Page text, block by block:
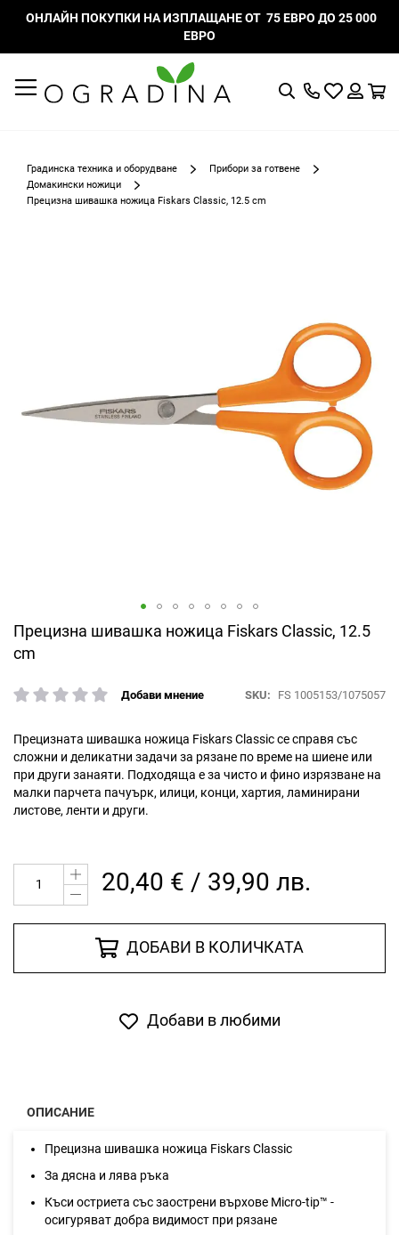
ОНЛАЙН ПОКУПКИ НА ИЗПЛАЩАНЕ ОТ 75 ЕВРО ДО 25 000
ЕВРО
ТърсенеМоят
Градинска техника и оборудване
Прибори за готвене
Домакински ножици
Прецизна шивашка ножица Fiskars Classic, 12.5 cm
Прецизна шивашка ножица Fiskars Classic, 12.5
cm
рейтинг:
Добави мнение SKU FS 1005153/1075057
Прецизната шивашка ножица Fiskars Classic се справя със
сложни и деликатни задачи за рязане по време на шиене или
при други занаяти. Подходяща е за чисто и фино изрязване на
малки парчета пачуърк, илици, конци, хартия, ламинирани
листове, ленти и други.
20,40 € / 39,90 лв.
ДОБАВИ В КОЛИЧКАТА
Добави в любими
Преминете
началото
галерия
снимки
ОПИСАНИЕ
Прецизна шивашка ножица Fiskars Classic
За дясна и лява ръка
Къси остриета със заострени върхове Micro-tip™ -
осигуряват добра видимост при рязане